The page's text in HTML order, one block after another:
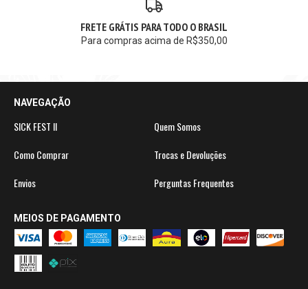
FRETE GRÁTIS PARA TODO O BRASIL
Para compras acima de R$350,00
NAVEGAÇÃO
SICK FEST II
Quem Somos
Como Comprar
Trocas e Devoluções
Envios
Perguntas Frequentes
MEIOS DE PAGAMENTO